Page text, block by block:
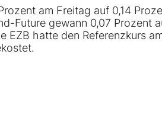
am Freitag auf 0,14
Future gewann 0,07 Prozent
EZB hatte den Referenzkurs